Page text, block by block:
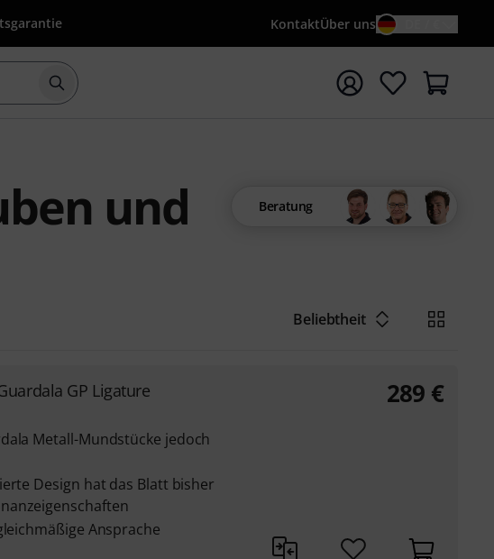
KontaktÜber uns
Suche mit Suchwort {searchTerm} starten
und
Beratung
Beliebtheit
GP Ligature
Metall-Mundstücke jedoch
Design hat das Blatt bisher
Ansprache
289 €